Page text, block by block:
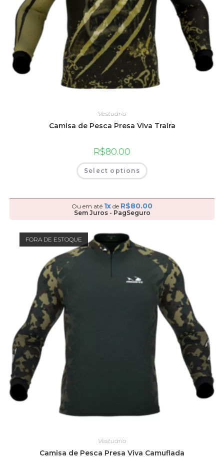
Vestuário
Camisa de Pesca Presa Viva Traíra
R$80.00
Select options
Ou em até 1x de R$80.00
Sem Juros - PagSeguro
FORA DE ESTOQUE
Vestuário
Camisa de Pesca Presa Viva Camuflada